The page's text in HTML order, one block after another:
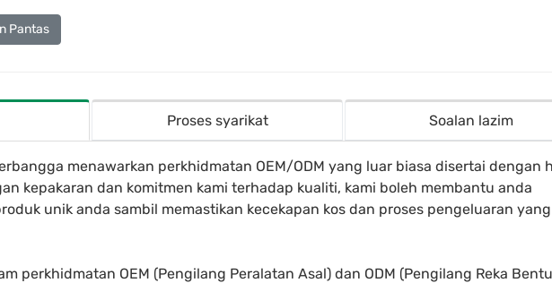
Pantas
Proses syarikat Soalan lazim
menawarkan perkhidmatan OEM/ODM yang luar biasa disertai dengan
kepakaran dan komitmen kami terhadap kualiti, kami boleh membantu anda
unik anda sambil memastikan kecekapan kos dan proses pengeluaran yang
perkhidmatan OEM (Pengilang Peralatan Asal) dan ODM (Pengilang Reka